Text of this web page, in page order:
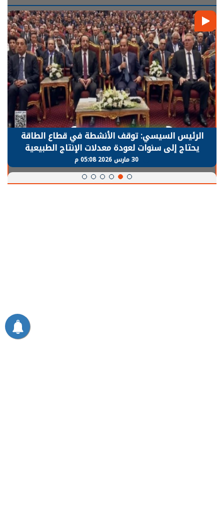
الرئيس السيسي: توقف الأنشطة في قطاع الطاقة
يحتاج إلى سنوات لعودة معدلات الإنتاج الطبيعية